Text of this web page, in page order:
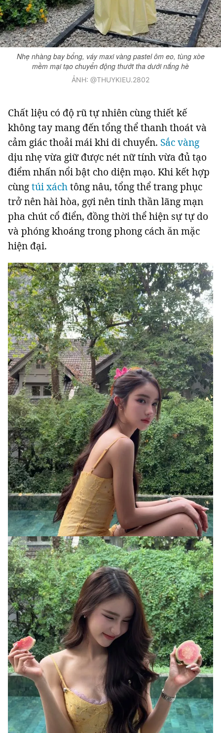
Nhẹ nhàng bay bổng, váy maxi vàng pastel ôm eo, tùng xòe
mềm mại tạo chuyển động thướt tha dưới nắng hè
ẢNH: @THUYKIEU.2802
Chất liệu có độ rũ tự nhiên cùng thiết kế
không tay mang đến tổng thể thanh thoát và
cảm giác thoải mái khi di chuyển. Sắc vàng
dịu nhẹ vừa giữ được nét nữ tính vừa đủ tạo
điểm nhấn nổi bật cho diện mạo. Khi kết hợp
cùngtúi xáchtông nâu, tổng thể trang phục
trở nên hài hòa, gợi nên tinh thần lãng mạn
pha chút cổ điển, đồng thời thể hiện sự tự do
và phóng khoáng trong phong cách ăn mặc
hiện đại.